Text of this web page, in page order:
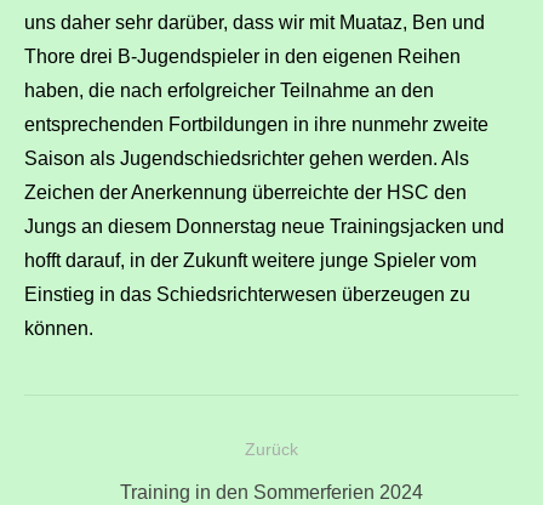
uns daher sehr darüber, dass wir mit Muataz, Ben und
Thore drei B-Jugendspieler in den eigenen Reihen
haben, die nach erfolgreicher Teilnahme an den
entsprechenden Fortbildungen in ihre nunmehr zweite
Saison als Jugendschiedsrichter gehen werden. Als
Zeichen der Anerkennung überreichte der HSC den
Jungs an diesem Donnerstag neue Trainingsjacken und
hofft darauf, in der Zukunft weitere junge Spieler vom
Einstieg in das Schiedsrichterwesen überzeugen zu
können.
BeitragsnavigationZurück
Vorheriger
Training in den Sommerferien 2024